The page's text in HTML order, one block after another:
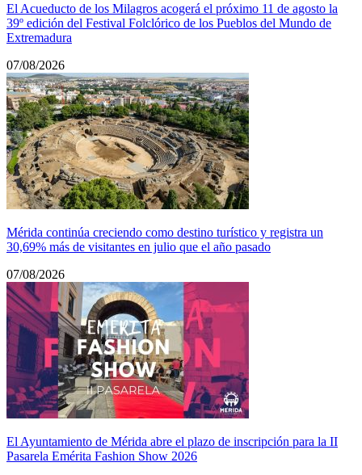
El Acueducto de los Milagros acogerá el próximo 11 de agosto la
39º edición del Festival Folclórico de los Pueblos del Mundo de
Extremadura
07/08/2026
Mérida continúa creciendo como destino turístico y registra un
30,69% más de visitantes en julio que el año pasado
07/08/2026
El Ayuntamiento de Mérida abre el plazo de inscripción para la II
Pasarela Emérita Fashion Show 2026